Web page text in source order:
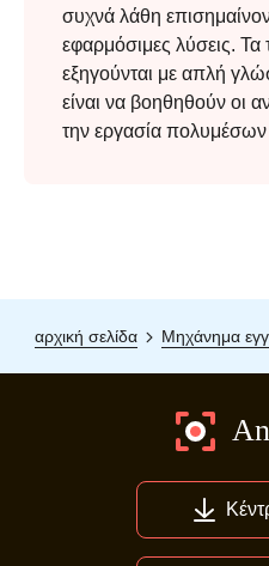
συχνά λάθη
εφαρμόσιμες λύσεις. Τα
εξηγούνται με απλή
είναι να βοηθηθούν οι
την εργασία πολυμέσων
αρχική σελίδα Μηχάνημα